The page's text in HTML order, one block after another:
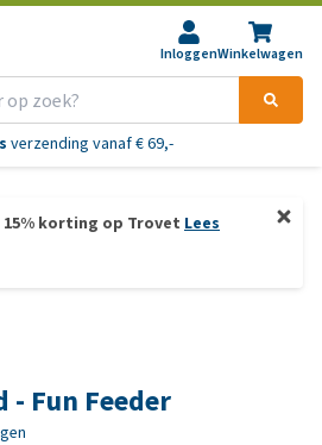
InloggenWinkelwagen
verzending vanaf € 69,-
korting op Trovet Lees
- Fun Feeder